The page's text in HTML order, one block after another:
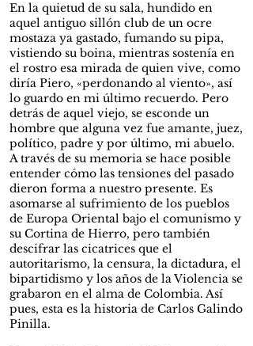
En la quietud de su sala, hundido en
aquel antiguo sillón club de un ocre
mostaza ya gastado, fumando su pipa,
vistiendo su boina, mientras sostenía en
el rostro esa mirada de quien vive, como
diría Piero, «perdonando al viento», así
lo guardo en mi último recuerdo. Pero
detrás de aquel viejo, se esconde un
hombre que alguna vez fue amante, juez,
político, padre y por último, mi abuelo.
A través de su memoria se hace posible
entender cómo las tensiones del pasado
dieron forma a nuestro presente. Es
asomarse al sufrimiento de los pueblos
de Europa Oriental bajo el comunismo y
su Cortina de Hierro, pero también
descifrar las cicatrices que el
autoritarismo, la censura, la dictadura, el
bipartidismo y los años de la Violencia se
grabaron en el alma de Colombia. Así
pues, esta es la historia de Carlos Galindo
Pinilla.